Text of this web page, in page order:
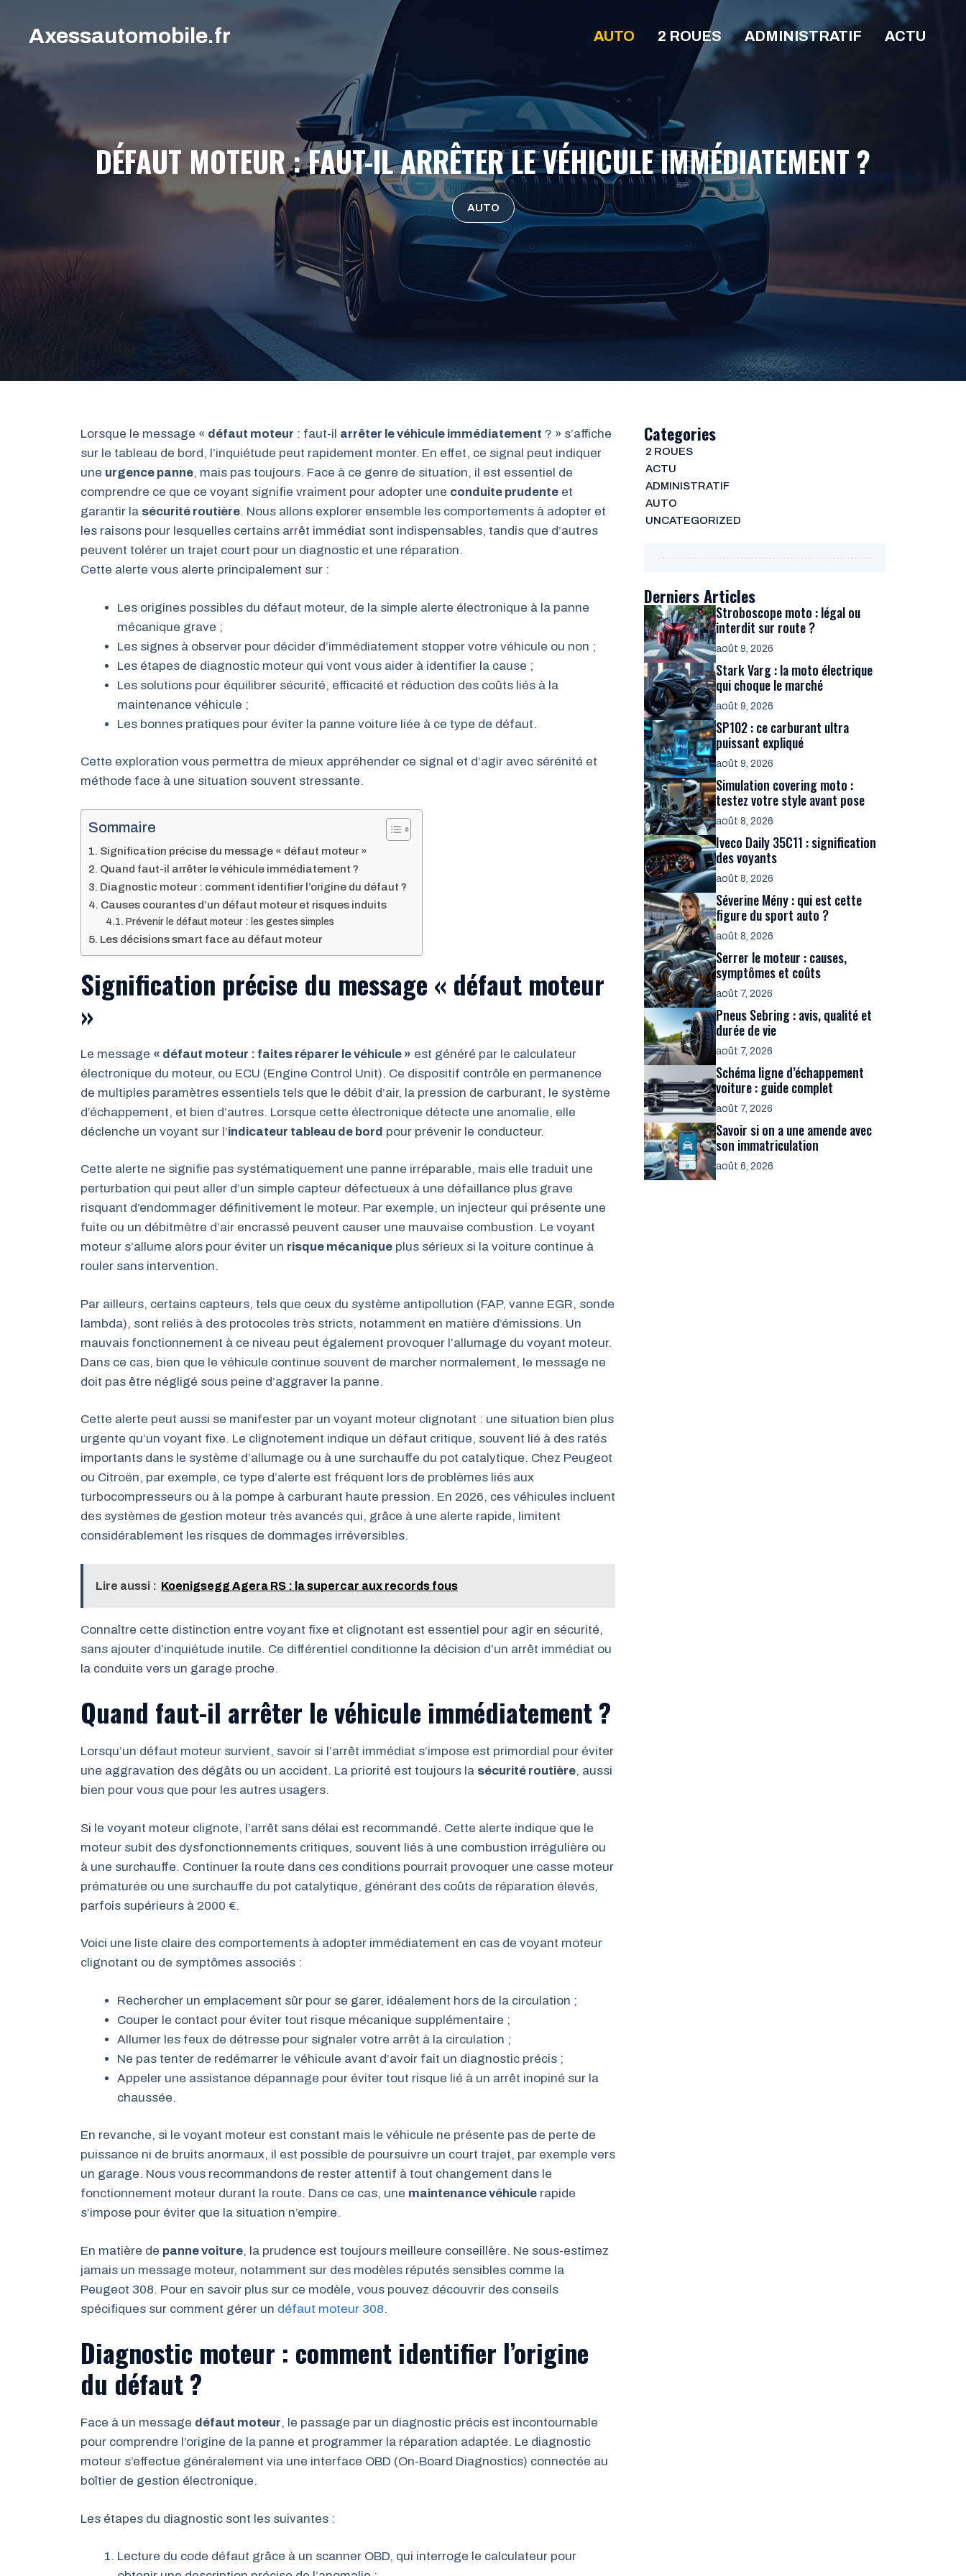
contenu
Axessautomobile.fr AUTO 2 ROUES ADMINISTRATIF ACTU
DÉFAUT MOTEUR : FAUT-IL ARRÊTER LE VÉHICULE IMMÉDIATEMENT ?
AUTO
Lorsque le message « défaut moteur : faut-il arrêter le véhicule immédiatement ? » s’affiche
sur le tableau de bord, l’inquiétude peut rapidement monter. En effet, ce signal peut indiquer
une urgence panne, mais pas toujours. Face à ce genre de situation, il est essentiel de
comprendre ce que ce voyant signifie vraiment pour adopter une conduite prudente et
garantir la sécurité routière. Nous allons explorer ensemble les comportements à adopter et
les raisons pour lesquelles certains arrêt immédiat sont indispensables, tandis que d’autres
peuvent tolérer un trajet court pour un diagnostic et une réparation.
Cette alerte vous alerte principalement sur :
Les origines possibles du défaut moteur, de la simple alerte électronique à la panne
mécanique grave ;
Les signes à observer pour décider d’immédiatement stopper votre véhicule ou non ;
Les étapes de diagnostic moteur qui vont vous aider à identifier la cause ;
Les solutions pour équilibrer sécurité, efficacité et réduction des coûts liés à la
maintenance véhicule ;
Les bonnes pratiques pour éviter la panne voiture liée à ce type de défaut.
Cette exploration vous permettra de mieux appréhender ce signal et d’agir avec sérénité et
méthode face à une situation souvent stressante.
Sommaire
Signification précise du message « défaut moteur »
Quand faut-il arrêter le véhicule immédiatement ?
Diagnostic moteur : comment identifier l’origine du défaut ?
Causes courantes d’un défaut moteur et risques induits
Prévenir le défaut moteur : les gestes simples
Les décisions smart face au défaut moteur
Signification précise du message « défaut moteur
»
Le message « défaut moteur : faites réparer le véhicule » est généré par le calculateur
électronique du moteur, ou ECU (Engine Control Unit). Ce dispositif contrôle en permanence
de multiples paramètres essentiels tels que le débit d’air, la pression de carburant, le système
d’échappement, et bien d’autres. Lorsque cette électronique détecte une anomalie, elle
déclenche un voyant sur l’indicateur tableau de bord pour prévenir le conducteur.
Cette alerte ne signifie pas systématiquement une panne irréparable, mais elle traduit une
perturbation qui peut aller d’un simple capteur défectueux à une défaillance plus grave
risquant d’endommager définitivement le moteur. Par exemple, un injecteur qui présente une
fuite ou un débitmètre d’air encrassé peuvent causer une mauvaise combustion. Le voyant
moteur s’allume alors pour éviter un risque mécanique plus sérieux si la voiture continue à
rouler sans intervention.
Par ailleurs, certains capteurs, tels que ceux du système antipollution (FAP, vanne EGR, sonde
lambda), sont reliés à des protocoles très stricts, notamment en matière d’émissions. Un
mauvais fonctionnement à ce niveau peut également provoquer l’allumage du voyant moteur.
Dans ce cas, bien que le véhicule continue souvent de marcher normalement, le message ne
doit pas être négligé sous peine d’aggraver la panne.
Cette alerte peut aussi se manifester par un voyant moteur clignotant : une situation bien plus
urgente qu’un voyant fixe. Le clignotement indique un défaut critique, souvent lié à des ratés
importants dans le système d’allumage ou à une surchauffe du pot catalytique. Chez Peugeot
ou Citroën, par exemple, ce type d’alerte est fréquent lors de problèmes liés aux
turbocompresseurs ou à la pompe à carburant haute pression. En 2026, ces véhicules incluent
des systèmes de gestion moteur très avancés qui, grâce à une alerte rapide, limitent
considérablement les risques de dommages irréversibles.
Lire aussi : Koenigsegg Agera RS : la supercar aux records fous
Connaître cette distinction entre voyant fixe et clignotant est essentiel pour agir en sécurité,
sans ajouter d’inquiétude inutile. Ce différentiel conditionne la décision d’un arrêt immédiat ou
la conduite vers un garage proche.
Quand faut-il arrêter le véhicule immédiatement ?
Lorsqu’un défaut moteur survient, savoir si l’arrêt immédiat s’impose est primordial pour éviter
une aggravation des dégâts ou un accident. La priorité est toujours la sécurité routière, aussi
bien pour vous que pour les autres usagers.
Si le voyant moteur clignote, l’arrêt sans délai est recommandé. Cette alerte indique que le
moteur subit des dysfonctionnements critiques, souvent liés à une combustion irrégulière ou
à une surchauffe. Continuer la route dans ces conditions pourrait provoquer une casse moteur
prématurée ou une surchauffe du pot catalytique, générant des coûts de réparation élevés,
parfois supérieurs à 2000 €.
Voici une liste claire des comportements à adopter immédiatement en cas de voyant moteur
clignotant ou de symptômes associés :
Rechercher un emplacement sûr pour se garer, idéalement hors de la circulation ;
Couper le contact pour éviter tout risque mécanique supplémentaire ;
Allumer les feux de détresse pour signaler votre arrêt à la circulation ;
Ne pas tenter de redémarrer le véhicule avant d’avoir fait un diagnostic précis ;
Appeler une assistance dépannage pour éviter tout risque lié à un arrêt inopiné sur la
chaussée.
En revanche, si le voyant moteur est constant mais le véhicule ne présente pas de perte de
puissance ni de bruits anormaux, il est possible de poursuivre un court trajet, par exemple vers
un garage. Nous vous recommandons de rester attentif à tout changement dans le
fonctionnement moteur durant la route. Dans ce cas, une maintenance véhicule rapide
s’impose pour éviter que la situation n’empire.
En matière de panne voiture, la prudence est toujours meilleure conseillère. Ne sous-estimez
jamais un message moteur, notamment sur des modèles réputés sensibles comme la
Peugeot 308. Pour en savoir plus sur ce modèle, vous pouvez découvrir des conseils
spécifiques sur comment gérer un défaut moteur 308.
Diagnostic moteur : comment identifier l’origine
du défaut ?
Face à un message défaut moteur, le passage par un diagnostic précis est incontournable
pour comprendre l’origine de la panne et programmer la réparation adaptée. Le diagnostic
moteur s’effectue généralement via une interface OBD (On-Board Diagnostics) connectée au
boîtier de gestion électronique.
Les étapes du diagnostic sont les suivantes :
Lecture du code défaut grâce à un scanner OBD, qui interroge le calculateur pour
Categories
2 ROUES
ACTU
ADMINISTRATIF
AUTO
UNCATEGORIZED
Derniers Articles
Stroboscope moto : légal ou
interdit sur route ?
août 9, 2026
Stark Varg : la moto électrique
qui choque le marché
août 9, 2026
SP102 : ce carburant ultra
puissant expliqué
août 9, 2026
Simulation covering moto :
testez votre style avant pose
août 8, 2026
Iveco Daily 35C11 : signification
des voyants
août 8, 2026
Séverine Mény : qui est cette
figure du sport auto ?
août 8, 2026
Serrer le moteur : causes,
symptômes et coûts
août 7, 2026
Pneus Sebring : avis, qualité et
durée de vie
août 7, 2026
Schéma ligne d’échappement
voiture : guide complet
août 7, 2026
Savoir si on a une amende avec
son immatriculation
août 6, 2026